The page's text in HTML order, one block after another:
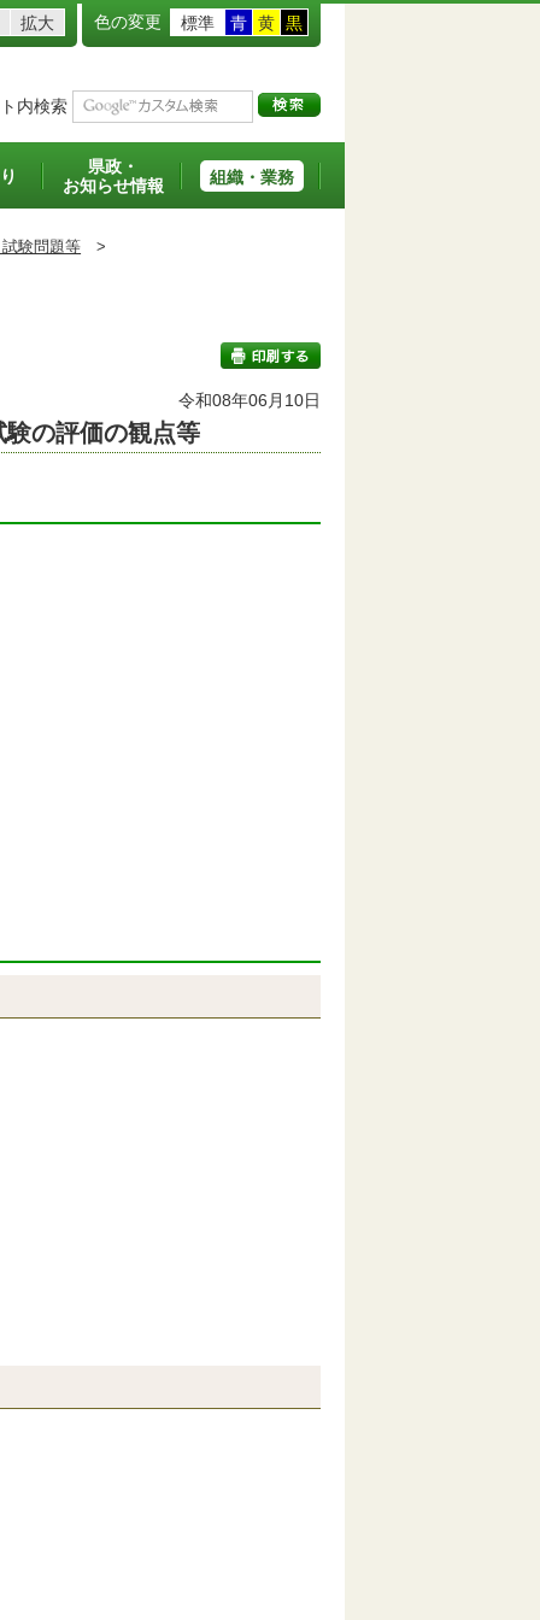
拡大 色の変更 標準 青 黄 黒
内検索
県政・
お知らせ情報
組織・業務
験問題等 >
印刷する
令和08年06月10日
の評価の観点等